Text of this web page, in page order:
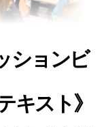
ションビ
キスト》